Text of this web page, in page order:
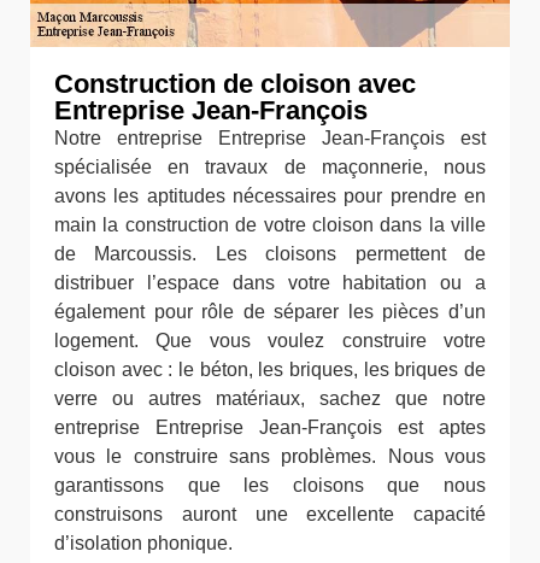
Construction de cloison avec
Entreprise Jean-François
Notre entreprise Entreprise Jean-François est
spécialisée en travaux de maçonnerie, nous
avons les aptitudes nécessaires pour prendre en
main la construction de votre cloison dans la ville
de Marcoussis. Les cloisons permettent de
distribuer l’espace dans votre habitation ou a
également pour rôle de séparer les pièces d’un
logement. Que vous voulez construire votre
cloison avec : le béton, les briques, les briques de
verre ou autres matériaux, sachez que notre
entreprise Entreprise Jean-François est aptes
vous le construire sans problèmes. Nous vous
garantissons que les cloisons que nous
construisons auront une excellente capacité
d’isolation phonique.